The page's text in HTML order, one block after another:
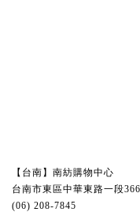
【台南】南紡購物中心
台南市東區中華東路一段
(06) 208-7845